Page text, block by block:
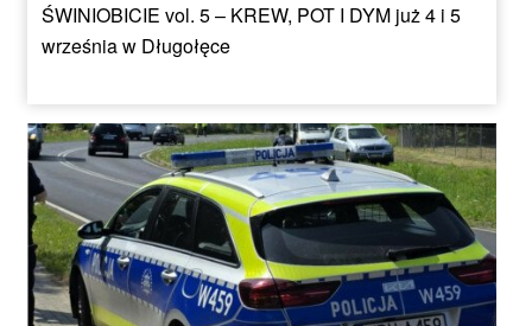
ŚWINIOBICIE vol. 5 – KREW, POT I DYM już 4 i 5
września w Długołęce